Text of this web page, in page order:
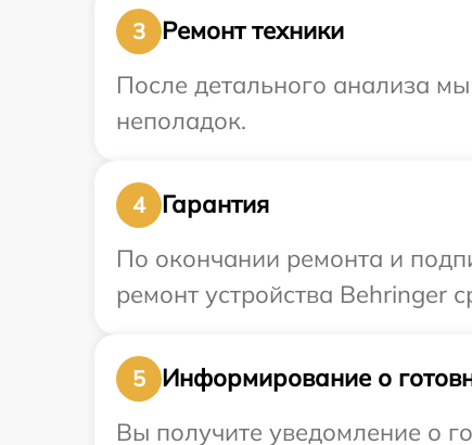
3
Ремонт техники
После детального анализа
неполадок.
4
Гарантия
По окончании ремонта и
ремонт устройства Behringer
5
Информирование о
Вы получите уведомление о